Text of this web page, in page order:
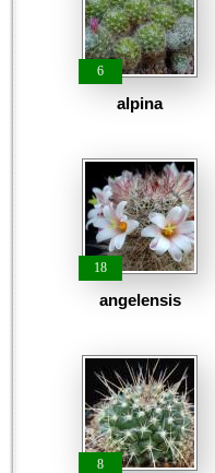
6
alpina
18
angelensis
8